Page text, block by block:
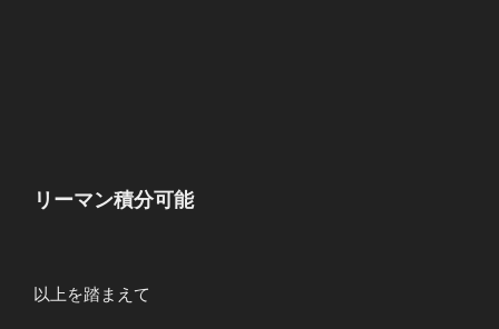
リーマン積分可能
以上を踏まえて